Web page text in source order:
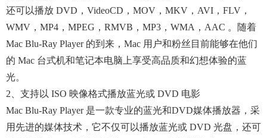
还可以播放 DVD，VideoCD，MOV，MKV，AVI，FLV，
WMV，MP4，MPEG，RMVB，MP3，WMA，AAC 。随着
Mac Blu-Ray Player 的到来，Mac 用户和粉丝目前能够在他们
的 Mac 台式机和笔记本电脑上享受高品质和幻想体验的蓝
光。
2、支持以 ISO 映像格式播放蓝光或 DVD 电影
Mac Blu-Ray Player 是一款专业的蓝光和DVD媒体播放器，采
用先进的媒体技术，它不仅可以播放蓝光或 DVD 光盘，还可